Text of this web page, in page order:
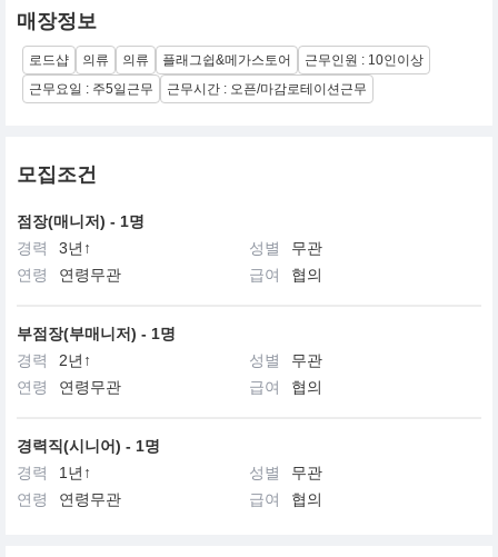
COVERNAT is a combination of COVER + NAT - Needle And
Thread that are the basic elements of clothing.
The needle and thread are meant to start from the basics and we
deal with clothes that are faithful to the basics.
매장정보
로드샵 의류 의류 플래그쉽&메가스토어
근무인원 : 10인이상
근무요일 : 주5일근무
근무시간 : 오픈/마감로테이션근무
모집조건
점장(매니저) - 1명
경력
3년↑ 성별
무관
연령
연령무관 급여 협의
부점장(부매니저) - 1명
경력
2년↑ 성별
무관
연령
연령무관 급여 협의
경력직(시니어) - 1명
경력
1년↑ 성별
무관
연령
연령무관 급여 협의